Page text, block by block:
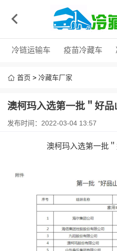
冷链运输车 疫苗冷藏车
首页 > 冷藏车厂家
澳柯玛入选第一批＂好品
发布时间：2022-03-04 13:57
澳柯玛入选第一批